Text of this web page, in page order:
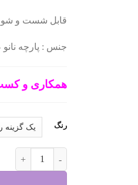
قابل شست و شو
جنس : پارچه
همکاری و
رنگ